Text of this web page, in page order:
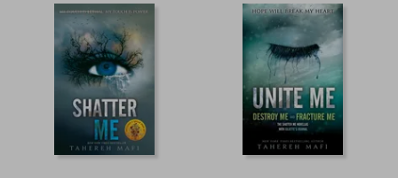
S/ 61,78
40%
dcto.